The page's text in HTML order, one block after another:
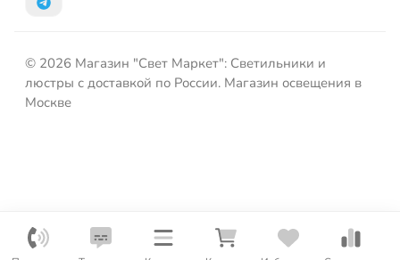
© 2026 Магазин "Свет Маркет": Светильники и
люстры с доставкой по России. Магазин освещения в
Москве